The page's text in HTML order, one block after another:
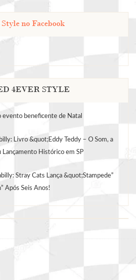
Style no Facebook
4EVER STYLE
beneficente de Natal
Livro &quot;Eddy Teddy – O Som, a
Lançamento Histórico em SP
Stray Cats Lança &quot;Stampede”
Após Seis Anos!